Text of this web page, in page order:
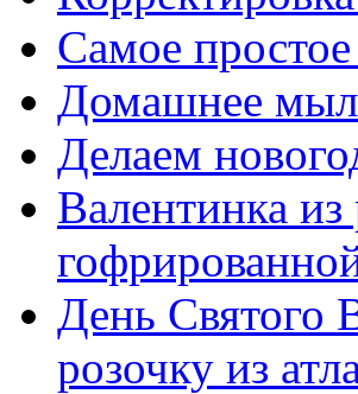
Самое
Домашнее
Делаем
Валентинка
День Святого
розочку из